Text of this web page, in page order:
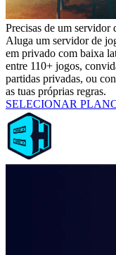
Precisas de um servidor
Aluga um servidor de
em privado com baixa
entre 110+ jogos,
partidas privadas, ou
as tuas próprias regras.
SELECIONAR